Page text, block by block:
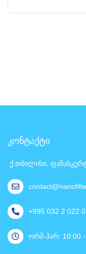
კონტაქტი
ქ.თბილისი,
+995 032 2 022
ორშ-პარ: 10:00